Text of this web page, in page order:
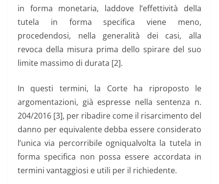
in forma monetaria, laddove l’effettività della
tutela in forma specifica viene meno,
procedendosi, nella generalità dei casi, alla
revoca della misura prima dello spirare del suo
limite massimo di durata [2].
In questi termini, la Corte ha riproposto le
argomentazioni, già espresse nella sentenza n.
204/2016 [3], per ribadire come il risarcimento del
danno per equivalente debba essere considerato
l’unica via percorribile ogniqualvolta la tutela in
forma specifica non possa essere accordata in
termini vantaggiosi e utili per il richiedente.